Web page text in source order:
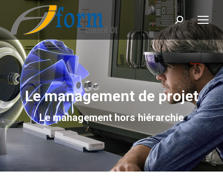
Recherche
Le management de projet
Le management hors hiérarchie